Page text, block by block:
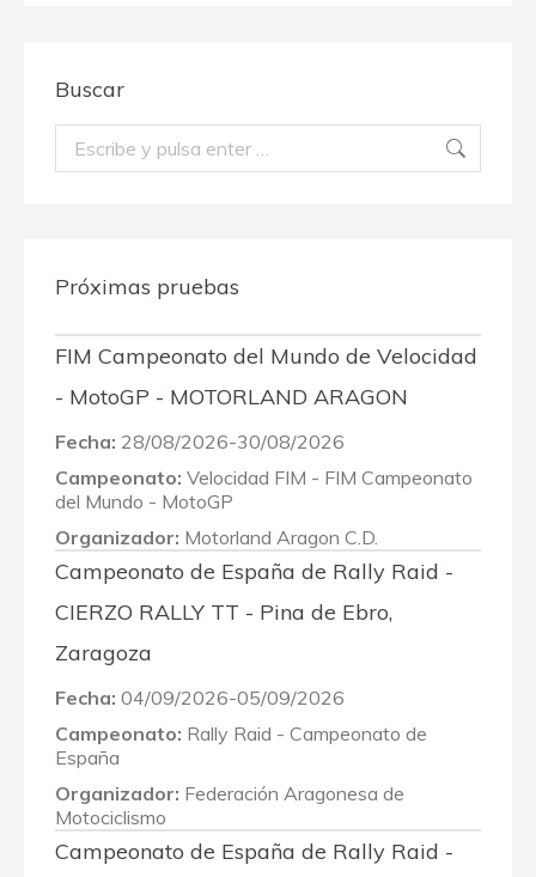
Buscar
Buscar:
Próximas pruebas
FIM Campeonato del Mundo de Velocidad
- MotoGP - MOTORLAND ARAGON
Fecha: 28/08/2026-30/08/2026
Campeonato: Velocidad FIM - FIM Campeonato
del Mundo - MotoGP
Organizador: Motorland Aragon C.D.
Campeonato de España de Rally Raid -
CIERZO RALLY TT - Pina de Ebro,
Zaragoza
Fecha: 04/09/2026-05/09/2026
Campeonato: Rally Raid - Campeonato de
España
Organizador: Federación Aragonesa de
Motociclismo
Campeonato de España de Rally Raid -